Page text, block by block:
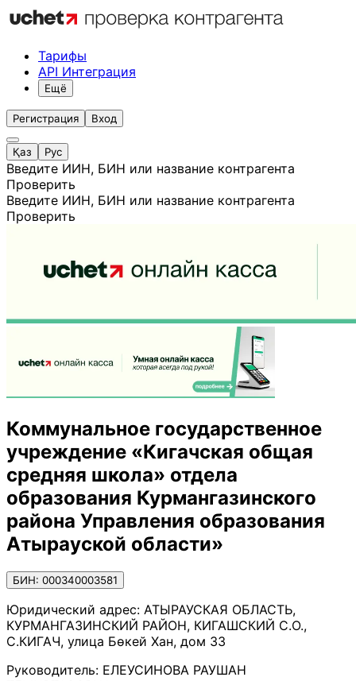
Тарифы
API Интеграция
Ещё
Регистрация Вход
Қаз Рус
Введите ИИН, БИН или название контрагента
Проверить
Введите ИИН, БИН или название контрагента
Проверить
Коммунальное государственное
учреждение «Кигачская общая
средняя школа» отдела
образования Курмангазинского
района Управления образования
Атырауской области»
БИН: 000340003581
Юридический адрес: АТЫРАУСКАЯ ОБЛАСТЬ,
КУРМАНГАЗИНСКИЙ РАЙОН, КИГАШСКИЙ С.О.,
С.КИГАЧ, улица Бөкей Хан, дом 33
Руководитель: ЕЛЕУСИНОВА РАУШАН